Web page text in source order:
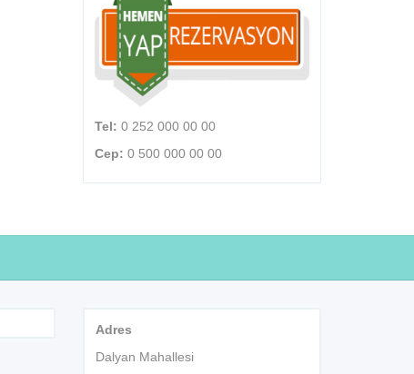
Tel: 0 252 000 00 00
Cep: 0 500 000 00 00
Adres
Dalyan Mahallesi